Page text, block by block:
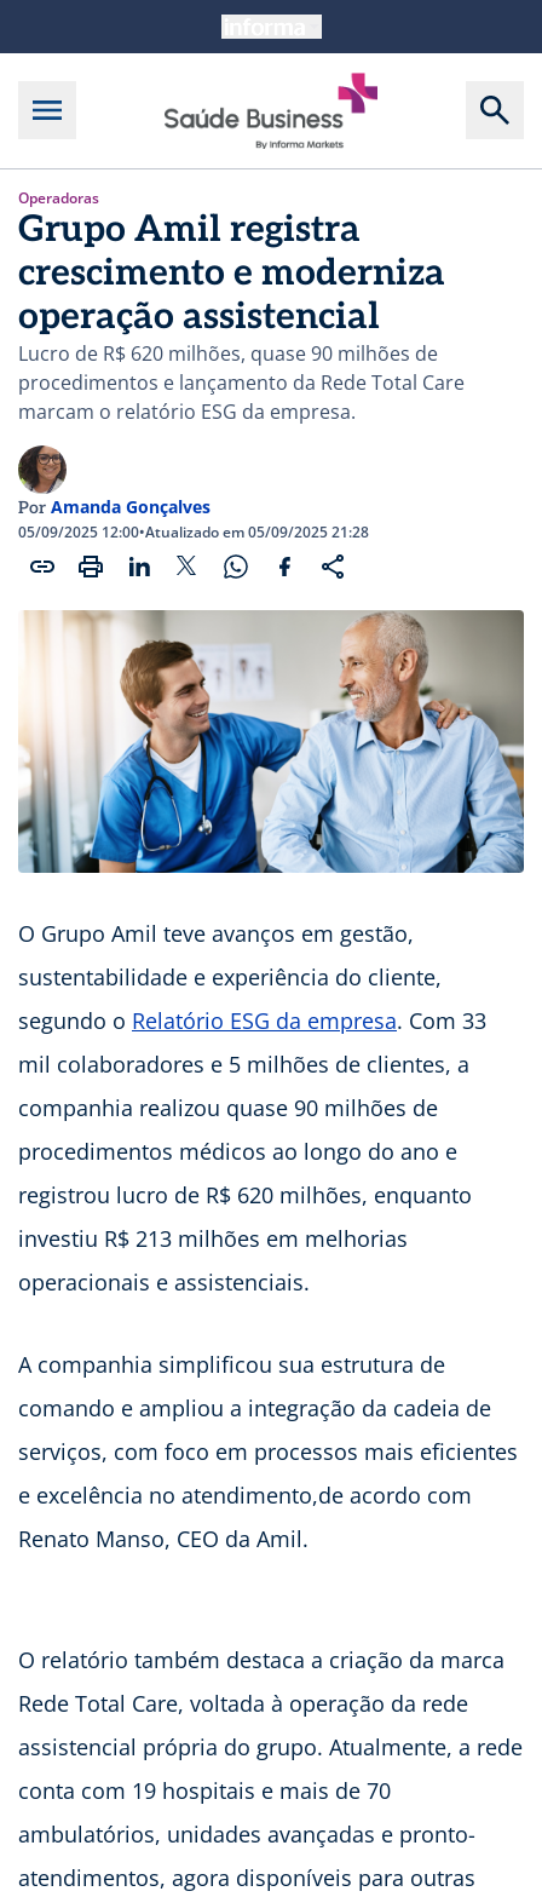
Operadoras
Grupo Amil registra
crescimento e moderniza
operação assistencial
Lucro de R$ 620 milhões, quase 90 milhões de
procedimentos e lançamento da Rede Total Care
marcam o relatório ESG da empresa.
Por Amanda Gonçalves
05/09/2025 12:00•Atualizado em 05/09/2025 21:28
O Grupo Amil teve avanços em gestão,
sustentabilidade e experiência do cliente,
segundo o Relatório ESG da empresa. Com 33
mil colaboradores e 5 milhões de clientes, a
companhia realizou quase 90 milhões de
procedimentos médicos ao longo do ano e
registrou lucro de R$ 620 milhões, enquanto
investiu R$ 213 milhões em melhorias
operacionais e assistenciais.
A companhia simplificou sua estrutura de
comando e ampliou a integração da cadeia de
serviços, com foco em processos mais eficientes
e excelência no atendimento,de acordo com
Renato Manso, CEO da Amil.
O relatório também destaca a criação da marca
Rede Total Care, voltada à operação da rede
assistencial própria do grupo. Atualmente, a rede
conta com 19 hospitais e mais de 70
ambulatórios, unidades avançadas e pronto-
atendimentos, agora disponíveis para outras